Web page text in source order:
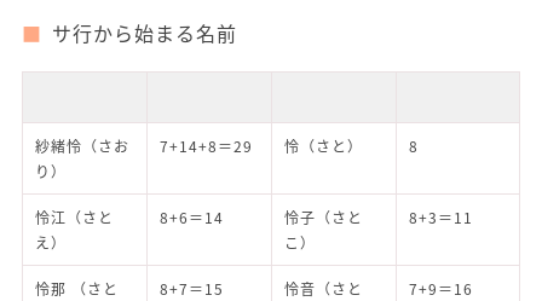
サ行から始まる名前
紗緒怜（さお
り）
7+14+8＝29 怜（さと） 8
怜江（さと
え）
8+6＝14
怜子（さと
こ）
8+3＝11
怜那 （さと
8+7＝15
怜音（さと
7+9＝16